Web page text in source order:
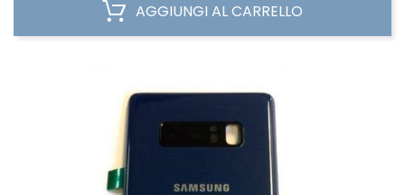
AGGIUNGI AL CARRELLO